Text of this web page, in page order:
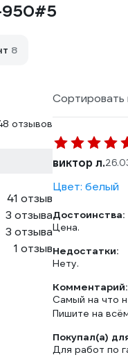
950#5
8
отзывов
41 отзыв
3 отзыва
3 отзыва
1 отзыв
Сортировать
виктор л.
Цвет: белый
Достоинства:
Цена.
Недостатки:
Нету.
Комментарий:
Самый на что
Пишите на
Покупал(а)
Для работ по